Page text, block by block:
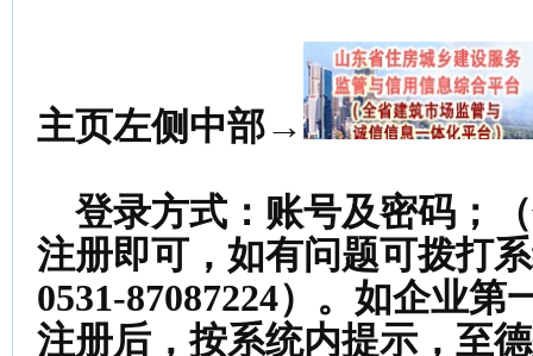
主页左侧中部→
登录方式：账号及密码；
注册即可，如有问题可拨打
0531-87087224）。如企业
注册后，按系统内提示，至